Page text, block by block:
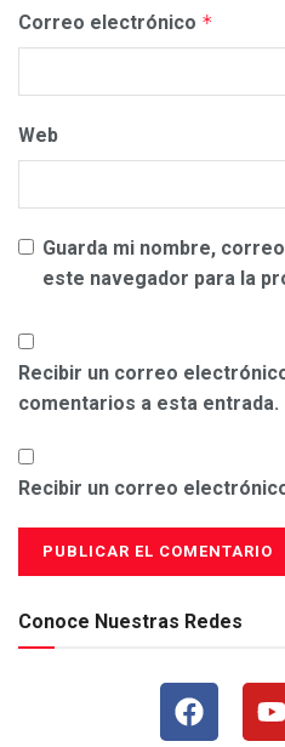
Correo electrónico *
Web
Guarda mi nombre,
este navegador para la
Recibir un correo
comentarios a esta entrada.
Recibir un correo
Conoce Nuestras Redes